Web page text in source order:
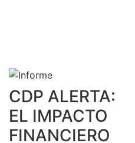
CDP ALERTA:
EL IMPACTO
FINANCIERO